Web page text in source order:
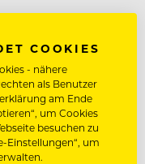
COOKIES
- nähere
als Benutzer
am Ende
um Cookies
besuchen zu
Einstellungen“, um